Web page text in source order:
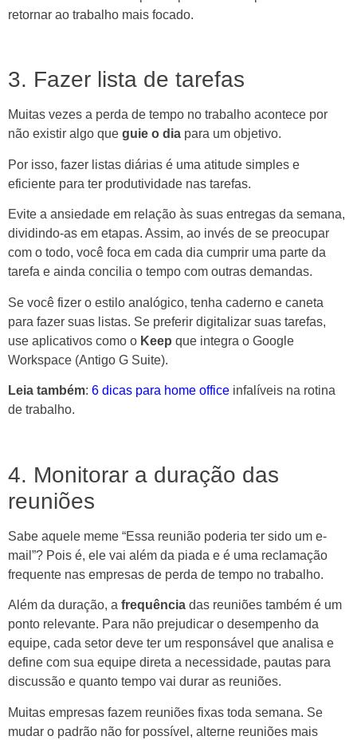
retornar ao trabalho mais focado.
3. Fazer lista de tarefas
Muitas vezes a perda de tempo no trabalho acontece por
não existir algo que guie o dia para um objetivo.
Por isso, fazer listas diárias é uma atitude simples e
eficiente para ter produtividade nas tarefas.
Evite a ansiedade em relação às suas entregas da semana,
dividindo-as em etapas. Assim, ao invés de se preocupar
com o todo, você foca em cada dia cumprir uma parte da
tarefa e ainda concilia o tempo com outras demandas.
Se você fizer o estilo analógico, tenha caderno e caneta
para fazer suas listas. Se preferir digitalizar suas tarefas,
use aplicativos como o Keep que integra o Google
Workspace (Antigo G Suite).
Leia também: 6 dicas para home office infalíveis na rotina
de trabalho.
4. Monitorar a duração das
reuniões
Sabe aquele meme “Essa reunião poderia ter sido um e-
mail”? Pois é, ele vai além da piada e é uma reclamação
frequente nas empresas de perda de tempo no trabalho.
Além da duração, a frequência das reuniões também é um
ponto relevante. Para não prejudicar o desempenho da
equipe, cada setor deve ter um responsável que analisa e
define com sua equipe direta a necessidade, pautas para
discussão e quanto tempo vai durar as reuniões.
Muitas empresas fazem reuniões fixas toda semana. Se
mudar o padrão não for possível, alterne reuniões mais